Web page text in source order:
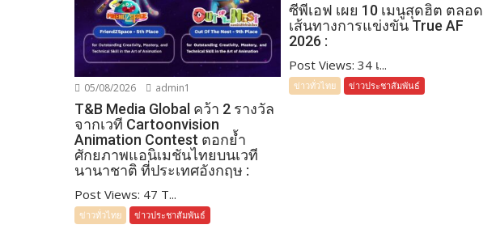
05/08/2026 admin1
T&B Media Global คว้า 2 รางวัล
จากเวที Cartoonvision
Animation Contest ตอกย้ำ
ศักยภาพแอนิเมชันไทยบนเวที
นานาชาติ ที่ประเทศอังกฤษ :
Post Views: 47 T...
ข่าวทั่วไทย ข่าวประชาสัมพันธ์
ซีพีเอฟ เผย 10 เมนูสุดฮิต ตลอด
เส้นทางการแข่งขัน True AF
2026 :
Post Views: 34 เ...
ข่าวทั่วไทย ข่าวประชาสัมพันธ์